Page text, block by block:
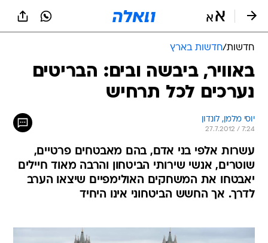
חדשות/חדשות בארץ
באוויר, ביבשה ובים: הבריטים
נערכים לכל תרחיש
יוסי מלמן, לונדון
27.7.2012 / 7:24
עשרות אלפי בני אדם, בהם מאבטחים פרטיים,
שוטרים, אנשי שירותי הביטחון והרבה מאוד חיילים
יאבטחו את המשחקים האולימפיים שיצאו הערב
לדרך. אך החשש הביטחוני אינו היחיד